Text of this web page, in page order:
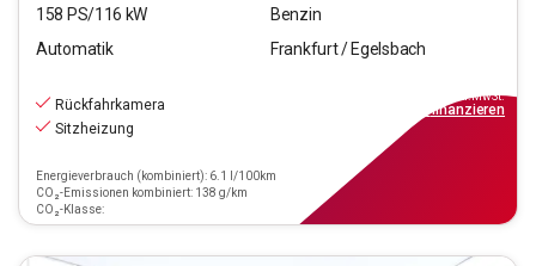
158 PS/116 kW
Benzin
Automatik
Frankfurt / Egelsbach
Rückfahrkamera
Sitzheizung
Energieverbrauch (kombiniert): 6.1 l/100km
CO₂-Emissionen kombiniert: 138 g/km
CO₂-Klasse:
inkl.MwSt.
finanzieren